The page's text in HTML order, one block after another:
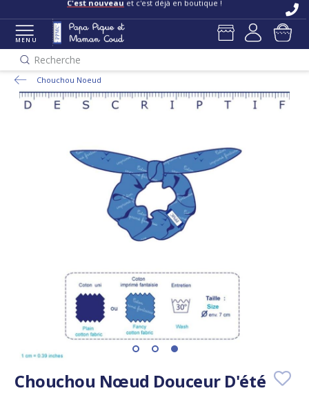
C'est nouveau et c'est déjà en boutique !
MENU
Recherche
Chouchou Noeud
Chouchou Nœud Douceur D'été